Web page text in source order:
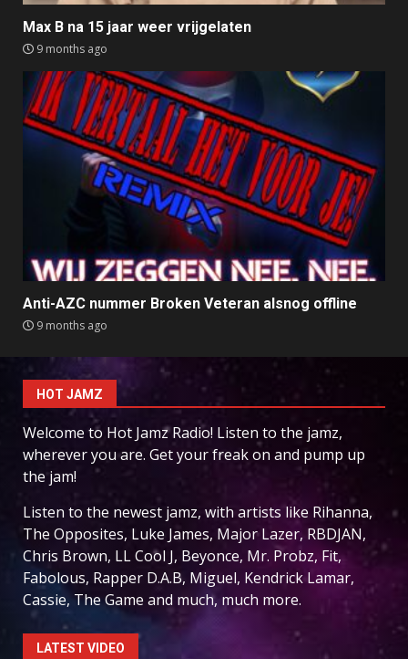
Max B na 15 jaar weer vrijgelaten
9 months ago
Anti-AZC nummer Broken Veteran alsnog offline
9 months ago
HOT JAMZ
Welcome to Hot Jamz Radio! Listen to the jamz,
wherever you are. Get your freak on and pump up
the jam!
Listen to the newest jamz, with artists like Rihanna,
The Opposites, Luke James, Major Lazer, RBDJAN,
Chris Brown, LL Cool J, Beyonce, Mr. Probz, Fit,
Fabolous, Rapper D.A.B, Miguel, Kendrick Lamar,
Cassie, The Game and much, much more.
LATEST VIDEO